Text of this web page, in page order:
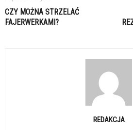
CZY MOŻNA STRZELAĆ
FAJERWERKAMI?
REDAKCJA